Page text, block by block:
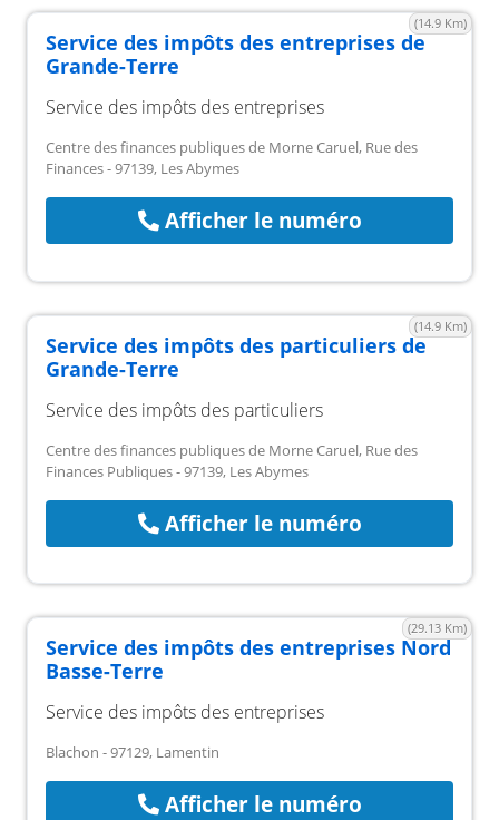
(14.9 Km)
Service des impôts des entreprises de
Grande-Terre
Service des impôts des entreprises
Centre des finances publiques de Morne Caruel, Rue des
Finances - 97139, Les Abymes
Afficher le numéro
(14.9 Km)
Service des impôts des particuliers de
Grande-Terre
Service des impôts des particuliers
Centre des finances publiques de Morne Caruel, Rue des
Finances Publiques - 97139, Les Abymes
Afficher le numéro
(29.13 Km)
Service des impôts des entreprises Nord
Basse-Terre
Service des impôts des entreprises
Blachon - 97129, Lamentin
Afficher le numéro